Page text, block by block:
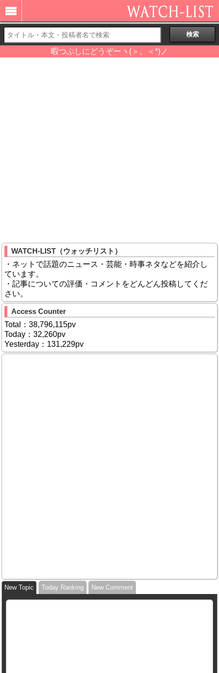
暇つぶしにどうぞーヽ(＞。＜*)ノ
WATCH-LIST（ウォッチリスト）
・ネットで話題のニュース・芸能・時事ネタなどを紹介し
ています。
・記事についての評価・コメントをどんどん投稿してくだ
さい。
Access Counter
Total：38,796,115pv
Today：32,260pv
Yesterday：131,229pv
New Topic Today Ranking New Comment